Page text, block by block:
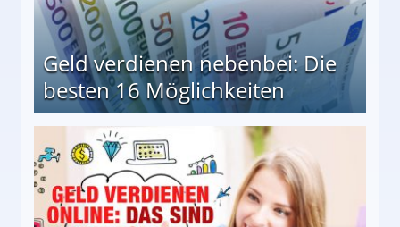
Geld verdienen nebenbei: Die
besten 16 Möglichkeiten